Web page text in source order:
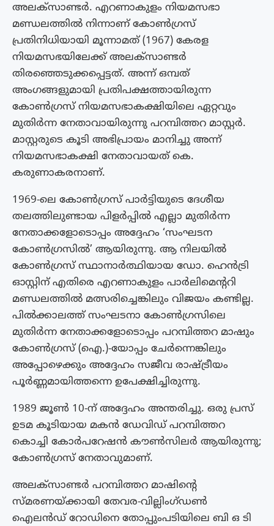
അലക്സാണ്ടർ. എറണാകുളം നിയമസഭാ
മണ്ഡലത്തിൽ നിന്നാണ് കോൺഗ്രസ്
പ്രതിനിധിയായി മൂന്നാമത് (1967) കേരള
നിയമസഭയിലേക്ക് അലക്സാണ്ടർ
തിരഞ്ഞെടുക്കപ്പെട്ടത്. അന്ന് ഒമ്പത്
അംഗങ്ങളുമായി പ്രതിപക്ഷത്തായിരുന്ന
കോൺഗ്രസ് നിയമസഭാകക്ഷിയിലെ ഏറ്റവും
മുതിർന്ന നേതാവായിരുന്നു പറമ്പിത്തറ മാസ്റ്റർ.
മാസ്റ്റരുടെ കൂടി അഭിപ്രായം മാനിച്ചു അന്ന്
നിയമസഭാകക്ഷി നേതാവായത് കെ.
കരുണാകരനാണ്.
1969-ലെ കോൺഗ്രസ് പാർട്ടിയുടെ ദേശീയ
തലത്തിലുണ്ടായ പിളർപ്പിൽ എല്ലാ മുതിർന്ന
നേതാക്കളോടൊപ്പം അദ്ദേഹം ‘സംഘടന
കോൺഗ്രസിൽ’ ആയിരുന്നു. ആ നിലയിൽ
കോൺഗ്രസ് സ്ഥാനാർത്ഥിയായ ഡോ. ഹെൻട്രി
ഓസ്റ്റിന് എതിരെ എറണാകുളം പാർലിമെന്ററി
മണ്ഡലത്തിൽ മത്സരിച്ചെങ്കിലും വിജയം കണ്ടില്ല.
പിൽക്കാലത്ത് സംഘടനാ കോൺഗ്രസിലെ
മുതിർന്ന നേതാക്കളോടൊപ്പം പറമ്പിത്തറ മാഷും
കോൺഗ്രസ് (ഐ.)-യോപ്പം ചേർന്നെങ്കിലും
അപ്പോഴെക്കും അദ്ദേഹം സജീവ രാഷ്ട്രീയം
പൂർണ്ണമായിത്തന്നെ ഉപേക്ഷിച്ചിരുന്നു.
1989 ജൂൺ 10-ന് അദ്ദേഹം അന്തരിച്ചു. ഒരു പ്രസ്
ഉടമ കൂടിയായ മകൻ ഡേവിഡ് പറമ്പിത്തറ
കൊച്ചി കോർപറേഷൻ കൗൺസിലർ ആയിരുന്നു;
കോൺഗ്രസ് നേതാവുമാണ്.
അലക്സാണ്ടർ പറമ്പിത്തറ മാഷിന്റെ
സ്മരണയ്ക്കായി തേവര-വില്ലിംഗ്ഡൺ
ഐലൻഡ് റോഡിനെ തോപ്പുംപടിയിലെ ബി ഒ ടി